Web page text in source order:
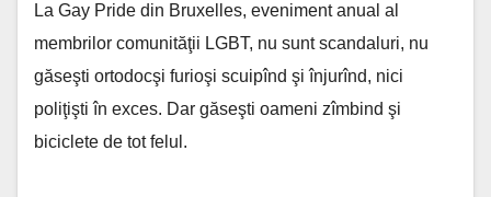
La Gay Pride din Bruxelles, eveniment anual al
membrilor comunităţii LGBT, nu sunt scandaluri, nu
găseşti ortodocşi furioşi scuipînd şi înjurînd, nici
poliţişti în exces. Dar găseşti oameni zîmbind şi
biciclete de tot felul.